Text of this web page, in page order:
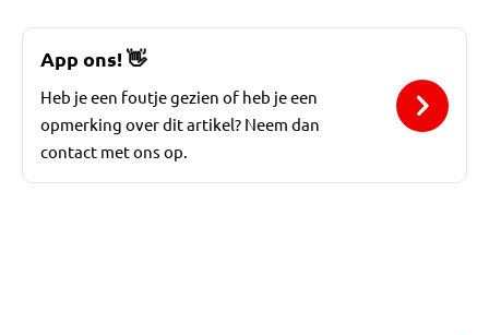
App ons!👋
Heb je een foutje gezien of heb je een
opmerking over dit artikel? Neem dan
contact met ons op.